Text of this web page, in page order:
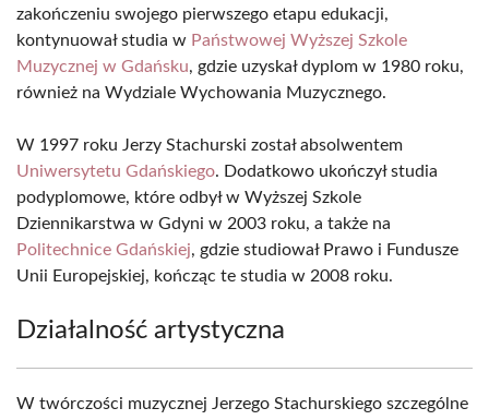
zakończeniu swojego pierwszego etapu edukacji,
kontynuował studia w Państwowej Wyższej Szkole
Muzycznej w Gdańsku, gdzie uzyskał dyplom w 1980 roku,
również na Wydziale Wychowania Muzycznego.
W 1997 roku Jerzy Stachurski został absolwentem
Uniwersytetu Gdańskiego. Dodatkowo ukończył studia
podyplomowe, które odbył w Wyższej Szkole
Dziennikarstwa w Gdyni w 2003 roku, a także na
Politechnice Gdańskiej, gdzie studiował Prawo i Fundusze
Unii Europejskiej, kończąc te studia w 2008 roku.
Działalność artystyczna
W twórczości muzycznej Jerzego Stachurskiego szczególne